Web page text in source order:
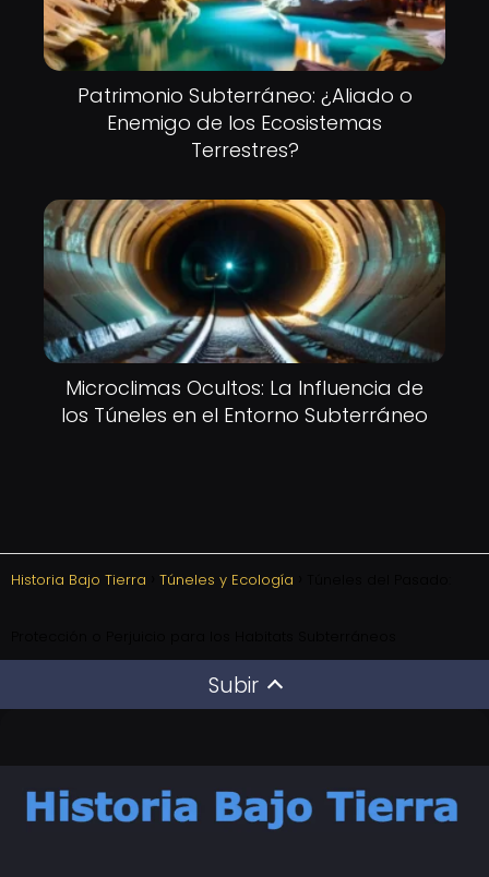
Patrimonio Subterráneo: ¿Aliado o
Enemigo de los Ecosistemas
Terrestres?
Microclimas Ocultos: La Influencia de
los Túneles en el Entorno Subterráneo
Historia Bajo Tierra Túneles y Ecología
Subir